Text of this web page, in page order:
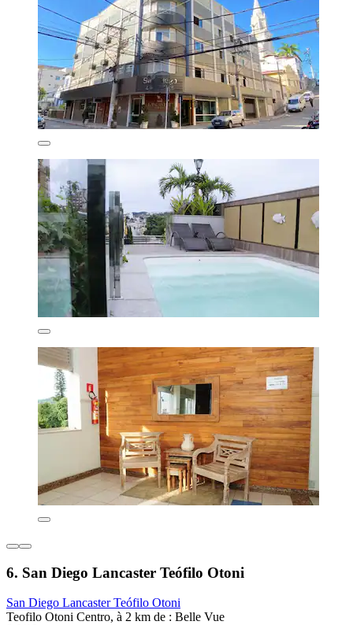
6. San Diego Lancaster Teófilo Otoni
San Diego Lancaster Teófilo Otoni
Teofilo Otoni Centro, à 2 km de : Belle Vue